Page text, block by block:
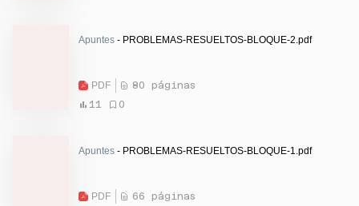
Apuntes - PROBLEMAS-RESUELTOS-BLOQUE-2.pdf
PDF
80 páginas
11
0
Apuntes - PROBLEMAS-RESUELTOS-BLOQUE-1.pdf
PDF
66 páginas